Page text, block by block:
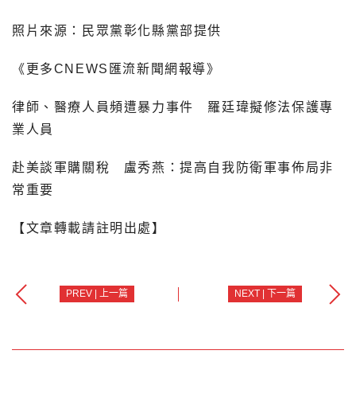
照片來源：民眾黨彰化縣黨部提供
《更多CNEWS匯流新聞網報導》
律師、醫療人員頻遭暴力事件 羅廷瑋擬修法保護專
業人員
赴美談軍購關稅 盧秀燕：提高自我防衛軍事佈局非
常重要
【文章轉載請註明出處】
PREV | 上一篇 NEXT | 下一篇